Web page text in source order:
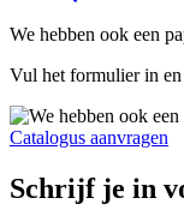
We hebben ook een
Vul het formulier in
Catalogus aanvragen
Schrijf je in